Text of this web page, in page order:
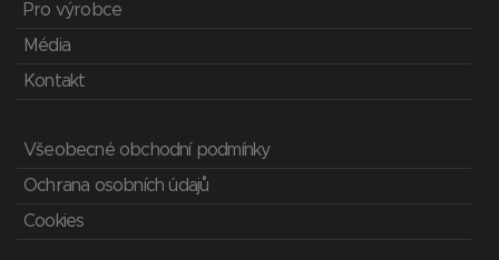
Pro výrobce
Média
Kontakt
Všeobecné obchodní podmínky
Ochrana osobních údajů
Cookies